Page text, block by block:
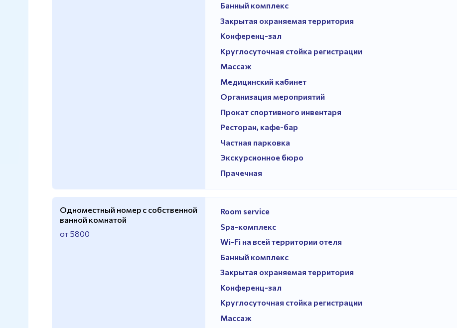
Банный комплекс
Закрытая охраняемая территория
Конференц-зал
Круглосуточная стойка регистрации
Массаж
Медицинский кабинет
Организация мероприятий
Прокат спортивного инвентаря
Ресторан, кафе-бар
Частная парковка
Экскурсионное бюро
Прачечная
Одноместный номер с собственной
ванной комнатой
от 5800
Room service
Spa-комплекс
Wi-Fi на всей территории отеля
Банный комплекс
Закрытая охраняемая территория
Конференц-зал
Круглосуточная стойка регистрации
Массаж